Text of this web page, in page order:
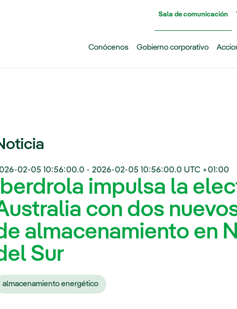
Sala de comunicación
Conócenos Gobierno corporativo
02-05 10:56:00.0 - 2026-02-05 10:56:00.0 UTC +01:00
Iberdrola impulsa la
con dos
almacenamiento en
Sur
almacenamiento energético